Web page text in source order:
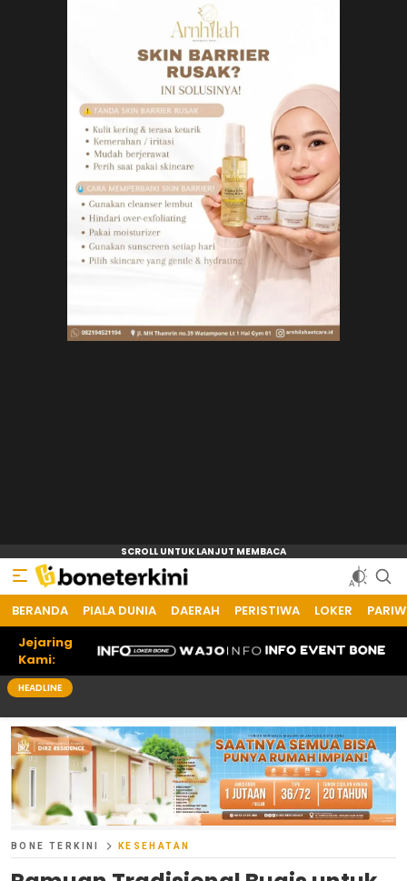
BERANDA PIALA DUNIA DAERAH PERISTIWA LOKER
Jejaring
Kami:
HEADLINE
BONE TERKINI KESEHATAN